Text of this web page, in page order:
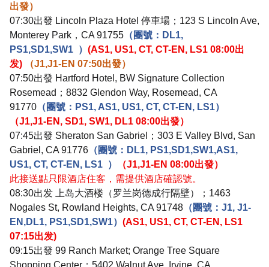
出發）
07:30出發 Lincoln Plaza Hotel 停車場； 123 S Lincoln Ave,
Monterey Park ， CA 91755 （團號： DL1,
PS1,SD1,SW1 ） (AS1, US1, CT, CT-EN, LS1 08:00出
发) （J1,J1-EN 07:50出發）
07:50出發 Hartford Hotel, BW Signature Collection
Rosemead ； 8832 Glendon Way, Rosemead, CA
91770 （團號： PS1, AS1, US1, CT, CT-EN, LS1）
（J1,J1-EN, SD1, SW1, DL1 08:00出發）
07:45出發 Sheraton San Gabriel ； 303 E Valley Blvd, San
Gabriel, CA 91776 （團號： DL1, PS1,SD1,SW1,AS1,
US1, CT, CT-EN, LS1 ） （J1,J1-EN 08:00出發）
此接送點只限酒店住客，需提供酒店確認號。
08:30出发 上岛大酒楼（罗兰岗德成行隔壁）； 1463
Nogales St, Rowland Heights, CA 91748 （團號： J1, J1-
EN,DL1, PS1,SD1,SW1） (AS1, US1, CT, CT-EN, LS1
07:15出发)
09:15出發 99 Ranch Market; Orange Tree Square
Shopping Center ； 5402 Walnut Ave, Irvine, CA